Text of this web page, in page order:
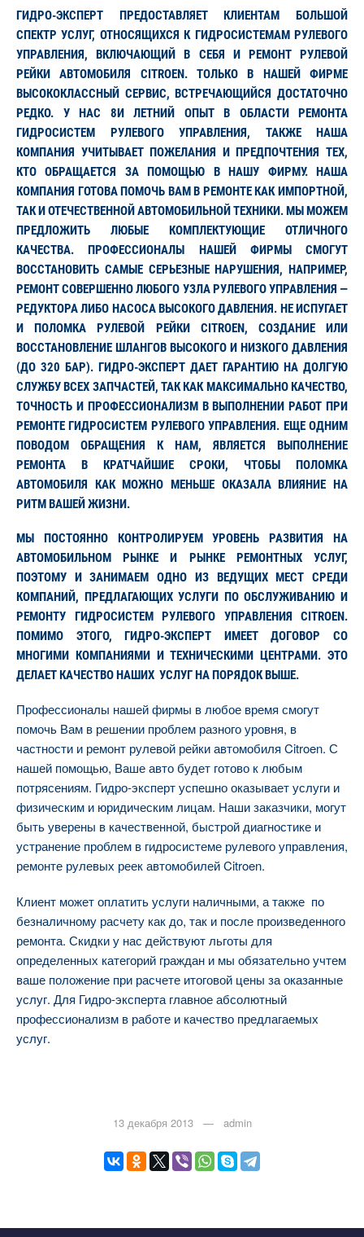
ГИДРО-ЭКСПЕРТ ПРЕДОСТАВЛЯЕТ КЛИЕНТАМ БОЛЬШОЙ
СПЕКТР УСЛУГ, ОТНОСЯЩИХСЯ К ГИДРОСИСТЕМАМ РУЛЕВОГО
УПРАВЛЕНИЯ, ВКЛЮЧАЮЩИЙ В СЕБЯ И РЕМОНТ РУЛЕВОЙ
РЕЙКИ АВТОМОБИЛЯ CITROEN. ТОЛЬКО В НАШЕЙ ФИРМЕ
ВЫСОКОКЛАССНЫЙ СЕРВИС, ВСТРЕЧАЮЩИЙСЯ ДОСТАТОЧНО
РЕДКО. У НАС 8И ЛЕТНИЙ ОПЫТ В ОБЛАСТИ РЕМОНТА
ГИДРОСИСТЕМ РУЛЕВОГО УПРАВЛЕНИЯ, ТАКЖЕ НАША
КОМПАНИЯ УЧИТЫВАЕТ ПОЖЕЛАНИЯ И ПРЕДПОЧТЕНИЯ ТЕХ,
КТО ОБРАЩАЕТСЯ ЗА ПОМОЩЬЮ В НАШУ ФИРМУ. НАША
КОМПАНИЯ ГОТОВА ПОМОЧЬ ВАМ В РЕМОНТЕ КАК ИМПОРТНОЙ,
ТАК И ОТЕЧЕСТВЕННОЙ АВТОМОБИЛЬНОЙ ТЕХНИКИ. МЫ МОЖЕМ
ПРЕДЛОЖИТЬ ЛЮБЫЕ КОМПЛЕКТУЮЩИЕ ОТЛИЧНОГО
КАЧЕСТВА. ПРОФЕССИОНАЛЫ НАШЕЙ ФИРМЫ СМОГУТ
ВОССТАНОВИТЬ САМЫЕ СЕРЬЕЗНЫЕ НАРУШЕНИЯ, НАПРИМЕР,
РЕМОНТ СОВЕРШЕННО ЛЮБОГО УЗЛА РУЛЕВОГО УПРАВЛЕНИЯ —
РЕДУКТОРА ЛИБО НАСОСА ВЫСОКОГО ДАВЛЕНИЯ. НЕ ИСПУГАЕТ
И ПОЛОМКА РУЛЕВОЙ РЕЙКИ CITROEN, СОЗДАНИЕ ИЛИ
ВОССТАНОВЛЕНИЕ ШЛАНГОВ ВЫСОКОГО И НИЗКОГО ДАВЛЕНИЯ
(ДО 320 БАР). ГИДРО-ЭКСПЕРТ ДАЕТ ГАРАНТИЮ НА ДОЛГУЮ
СЛУЖБУ ВСЕХ ЗАПЧАСТЕЙ, ТАК КАК МАКСИМАЛЬНО КАЧЕСТВО,
ТОЧНОСТЬ И ПРОФЕССИОНАЛИЗМ В ВЫПОЛНЕНИИ РАБОТ ПРИ
РЕМОНТЕ ГИДРОСИСТЕМ РУЛЕВОГО УПРАВЛЕНИЯ. ЕЩЕ ОДНИМ
ПОВОДОМ ОБРАЩЕНИЯ К НАМ, ЯВЛЯЕТСЯ ВЫПОЛНЕНИЕ
РЕМОНТА В КРАТЧАЙШИЕ СРОКИ, ЧТОБЫ ПОЛОМКА
АВТОМОБИЛЯ КАК МОЖНО МЕНЬШЕ ОКАЗАЛА ВЛИЯНИЕ НА
РИТМ ВАШЕЙ ЖИЗНИ.
МЫ ПОСТОЯННО КОНТРОЛИРУЕМ УРОВЕНЬ РАЗВИТИЯ НА
АВТОМОБИЛЬНОМ РЫНКЕ И РЫНКЕ РЕМОНТНЫХ УСЛУГ,
ПОЭТОМУ И ЗАНИМАЕМ ОДНО ИЗ ВЕДУЩИХ МЕСТ СРЕДИ
КОМПАНИЙ, ПРЕДЛАГАЮЩИХ УСЛУГИ ПО ОБСЛУЖИВАНИЮ И
РЕМОНТУ ГИДРОСИСТЕМ РУЛЕВОГО УПРАВЛЕНИЯ CITROEN.
ПОМИМО ЭТОГО, ГИДРО-ЭКСПЕРТ ИМЕЕТ ДОГОВОР СО
МНОГИМИ КОМПАНИЯМИ И ТЕХНИЧЕСКИМИ ЦЕНТРАМИ. ЭТО
ДЕЛАЕТ КАЧЕСТВО НАШИХ УСЛУГ НА ПОРЯДОК ВЫШЕ.
Профессионалы нашей фирмы в любое время смогут
помочь Вам в решении проблем разного уровня, в
частности и ремонт рулевой рейки автомобиля Citroen. С
нашей помощью, Ваше авто будет готово к любым
потрясениям. Гидро-эксперт успешно оказывает услуги и
физическим и юридическим лицам. Наши заказчики, могут
быть уверены в качественной, быстрой диагностике и
устранение проблем в гидросистеме рулевого управления,
ремонте рулевых реек автомобилей Citroen.
Клиент может оплатить услуги наличными, а также по
безналичному расчету как до, так и после произведенного
ремонта. Скидки у нас действуют льготы для
определенных категорий граждан и мы обязательно учтем
ваше положение при расчете итоговой цены за оказанные
услуг. Для Гидро-эксперта главное абсолютный
профессионализм в работе и качество предлагаемых
услуг.
13 декабря 2013 — admin